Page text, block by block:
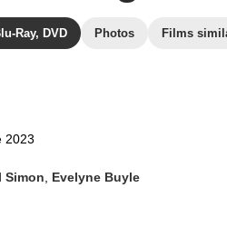
Ray, DVD Photos Films
2023
Simon Evelyne Buyle